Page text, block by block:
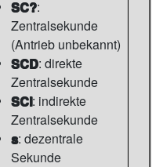
SC?:
Zentralsekunde
(Antrieb unbekannt)
SCD: direkte
Zentralsekunde
SCI: indirekte
Zentralsekunde
s: dezentrale
Sekunde